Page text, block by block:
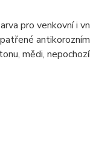
pro venkovní i
mědi,